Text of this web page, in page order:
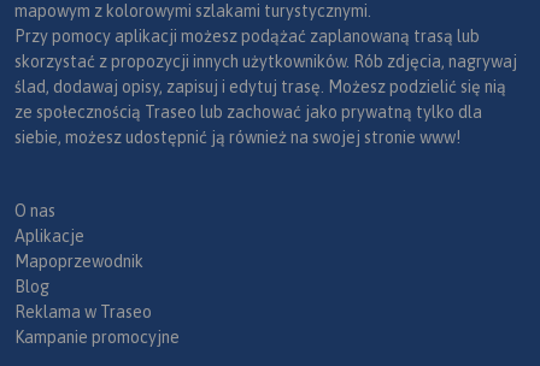
mapowym z kolorowymi szlakami turystycznymi.
Przy pomocy aplikacji możesz podążać zaplanowaną trasą lub
skorzystać z propozycji innych użytkowników. Rób zdjęcia, nagrywaj
ślad, dodawaj opisy, zapisuj i edytuj trasę. Możesz podzielić się nią
ze społecznością Traseo lub zachować jako prywatną tylko dla
siebie, możesz udostępnić ją również na swojej stronie www!
O nas
Aplikacje
Mapoprzewodnik
Blog
Reklama w Traseo
Kampanie promocyjne